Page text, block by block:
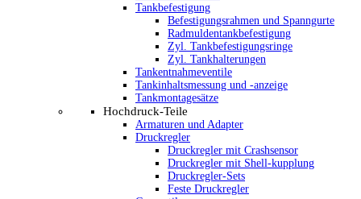
Tankbefestigung
Befestigungsrahmen und Spanngurte
Radmuldentankbefestigung
Zyl. Tankbefestigungsringe
Zyl. Tankhalterungen
Tankentnahmeventile
Tankinhaltsmessung und -anzeige
Tankmontagesätze
Hochdruck-Teile
Armaturen und Adapter
Druckregler
Druckregler mit Crashsensor
Druckregler mit Shell-kupplung
Druckregler-Sets
Feste Druckregler